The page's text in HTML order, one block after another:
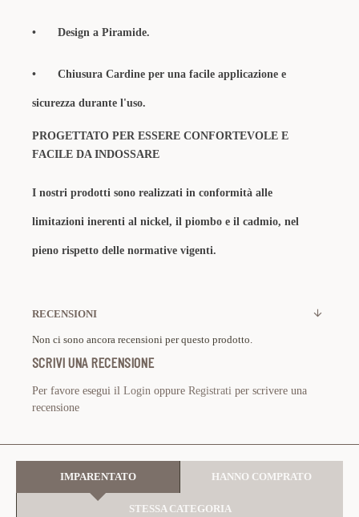
• Design a Piramide.
• Chiusura Cardine per una facile applicazione e
sicurezza durante l'uso.
PROGETTATO PER ESSERE CONFORTEVOLE E
FACILE DA INDOSSARE
I nostri prodotti sono realizzati in conformità alle
limitazioni inerenti al nickel, il piombo e il cadmio, nel
pieno rispetto delle normative vigenti.
RECENSIONI
Non ci sono ancora recensioni per questo prodotto.
SCRIVI UNA RECENSIONE
Per favore esegui il Login oppure Registrati per scrivere una
recensione
IMPARENTATO HANNO COMPRATO
STESSA CATEGORIA